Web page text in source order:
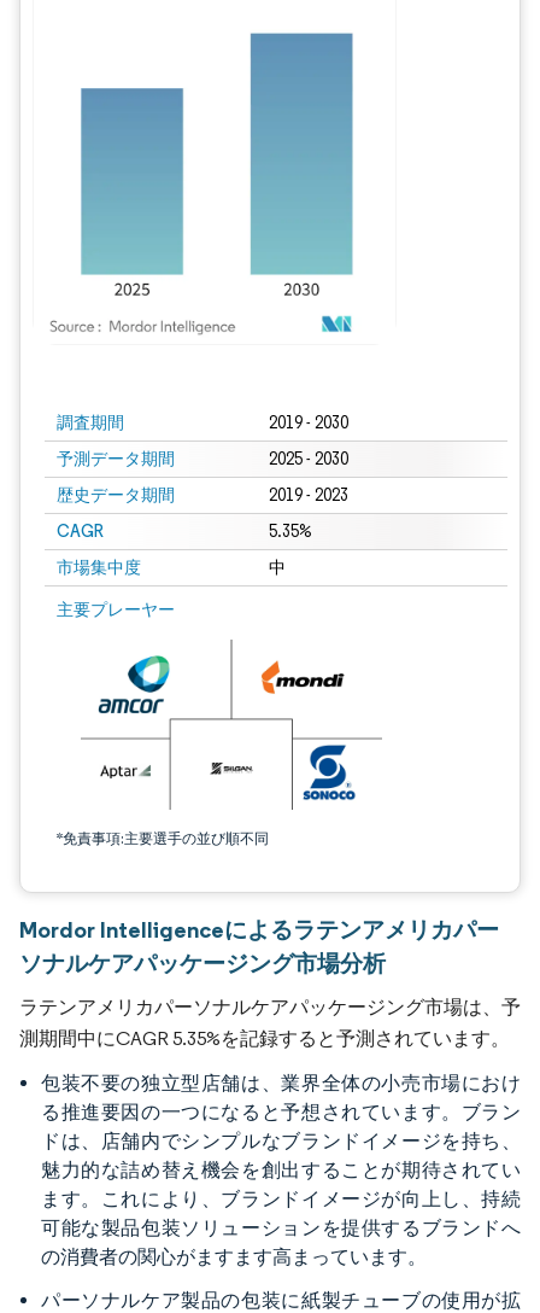
調査期間 2019 - 2030
予測データ期間 2025 - 2030
歴史データ期間 2019 - 2023
CAGR 5.35%
市場集中度 中
主要プレーヤー
*免責事項:主要選手の並び順不同
Mordor Intelligenceによるラテンアメリカパー
ソナルケアパッケージング市場分析
ラテンアメリカパーソナルケアパッケージング市場は、予
測期間中にCAGR 5.35%を記録すると予測されています。
包装不要の独立型店舗は、業界全体の小売市場におけ
る推進要因の一つになると予想されています。ブラン
ドは、店舗内でシンプルなブランドイメージを持ち、
魅力的な詰め替え機会を創出することが期待されてい
ます。これにより、ブランドイメージが向上し、持続
可能な製品包装ソリューションを提供するブランドへ
の消費者の関心がますます高まっています。
パーソナルケア製品の包装に紙製チューブの使用が拡